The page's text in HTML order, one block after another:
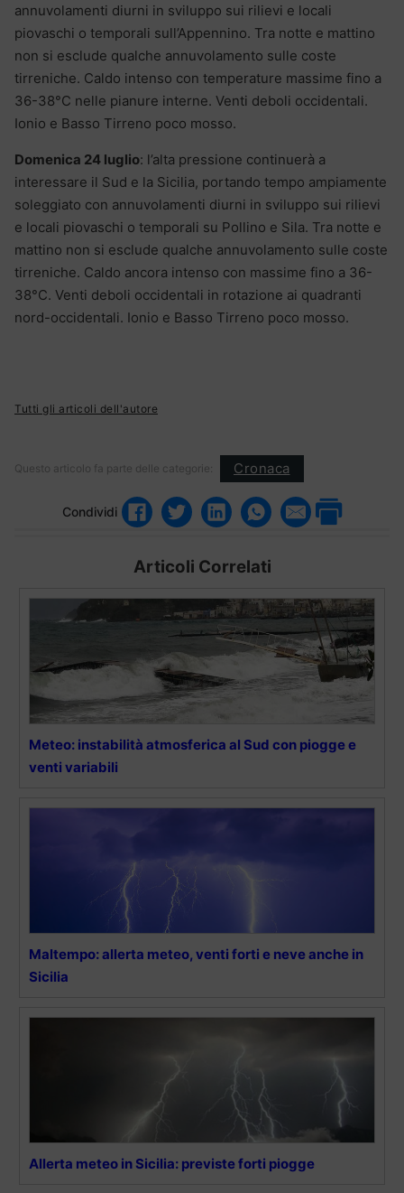
annuvolamenti diurni in sviluppo sui rilievi e locali
piovaschi o temporali sull’Appennino. Tra notte e mattino
non si esclude qualche annuvolamento sulle coste
tirreniche. Caldo intenso con temperature massime fino a
36-38°C nelle pianure interne. Venti deboli occidentali.
Ionio e Basso Tirreno poco mosso.
Domenica 24 luglio: l’alta pressione continuerà a
interessare il Sud e la Sicilia, portando tempo ampiamente
soleggiato con annuvolamenti diurni in sviluppo sui rilievi
e locali piovaschi o temporali su Pollino e Sila. Tra notte e
mattino non si esclude qualche annuvolamento sulle coste
tirreniche. Caldo ancora intenso con massime fino a 36-
38°C. Venti deboli occidentali in rotazione ai quadranti
nord-occidentali. Ionio e Basso Tirreno poco mosso.
Tutti gli articoli dell'autore
Questo articolo fa parte delle categorie: Cronaca
Condividi
Articoli Correlati
Meteo: instabilità atmosferica al Sud con piogge e
venti variabili
Maltempo: allerta meteo, venti forti e neve anche in
Sicilia
Allerta meteo in Sicilia: previste forti piogge